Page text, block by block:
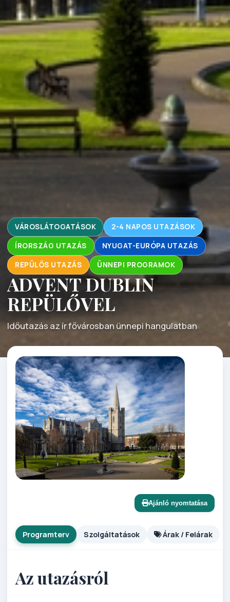
VÁROSLÁTOGATÁSOK 2-4 NAPOS UTAZÁSOK
ÍRORSZÁG UTAZÁS NYUGAT-EURÓPA UTAZÁS
REPÜLŐS UTAZÁS ÜNNEPI PROGRAMOK
ADVENT DUBLIN
REPÜLŐVEL
Időutazás az ír fővárosban ünnepi hangulatban
Ajánló nyomtatása
Programterv Szolgáltatások Árak / Felárak
Az utazásról